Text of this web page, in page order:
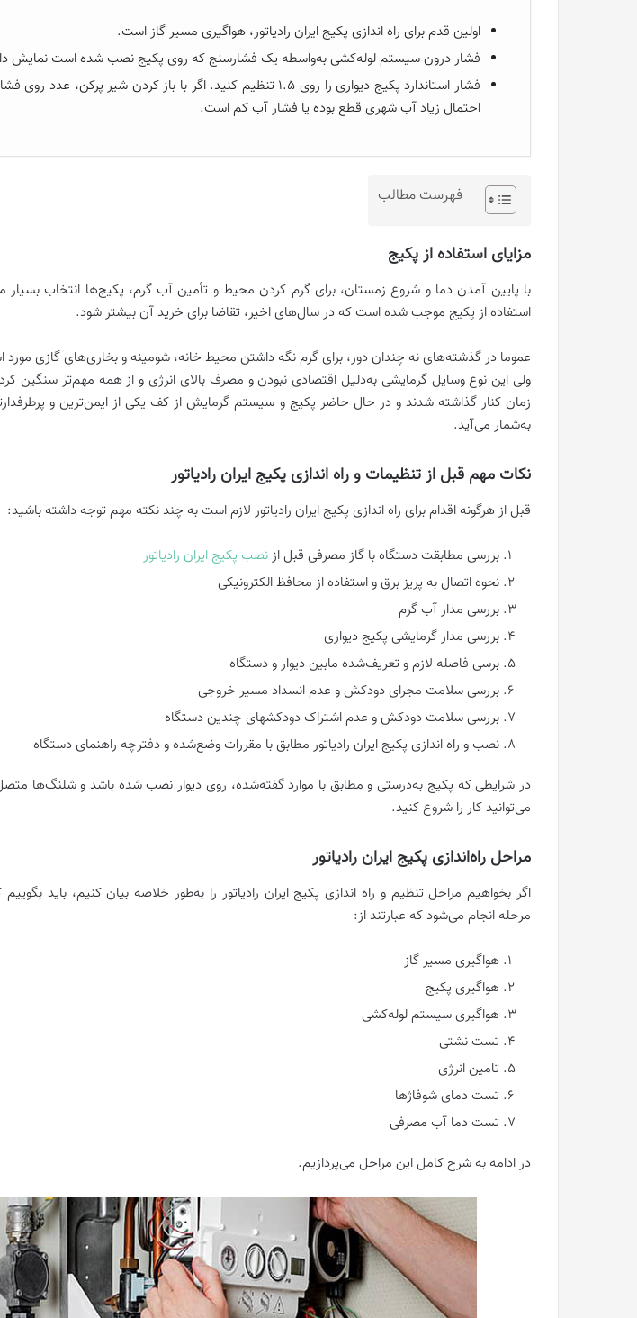
اولین قدم برای راه اندازی پکیج ایران رادیاتور، هواگیری مسیر گاز است.
فشار درون سیستم لوله‌کشی به‌واسطه یک فشارسنج که روی پکیج نصب شده است نمایش
فشار استاندارد پکیج دیواری را روی 1.5 تنظیم کنید. اگر با باز کردن شیر پرکن،
احتمال زیاد آب شهری قطع بوده یا فشار آب کم است.
فهرست مطالب
مزایای استفاده از پکیج
با پایین آمدن دما و شروع زمستان، برای گرم کردن محیط و تأمین آب گرم، پکیج‌ها انتخاب بسیار
استفاده از پکیج موجب شده است که در سال‌های اخیر، تقاضا برای خرید آن بیشتر شود.
عموما در گذشته‌های نه چندان دور، برای گرم نگه داشتن محیط خانه، شومینه و بخاری‌های گازی مورد
ولی این نوع وسایل گرمایشی به‌دلیل اقتصادی نبودن و مصرف بالای انرژی و از همه مهم‌تر سنگین
زمان کنار گذاشته شدند و در حال حاضر پکیج و سیستم گرمایش از کف یکی از ایمن‌ترین و
به‌شمار می‌آید.
نکات مهم قبل از تنظیمات و راه اندازی پکیج ایران رادیاتور
قبل از هرگونه اقدام برای راه اندازی پکیج ایران رادیاتور لازم است به چند نکته مهم توجه داشته باشید:
بررسی مطابقت دستگاه با گاز مصرفی قبل ازنصب پکیج ایران رادیاتور
نحوه اتصال به پریز برق و استفاده از محافظ الکترونیکی
بررسی مدار آب گرم
بررسی مدار گرمایشی پکیج دیواری
برسی فاصله لازم و تعریف‌شده مابین دیوار و دستگاه
بررسی سلامت مجرای دودکش و عدم انسداد مسیر خروجی
بررسی سلامت دودکش و عدم اشتراک دودکش‎های چندین دستگاه
نصب و راه اندازی پکیج ایران رادیاتور مطابق با مقررات وضع‌شده و دفترچه راهنمای دستگاه
در شرایطی که پکیج به‌درستی و مطابق با موارد گفته‌شده، روی دیوار نصب شده باشد و شلنگ‌ها
می‌توانید کار را شروع کنید.
مراحل راه‌اندازی پکیج ایران رادیاتور
مرحله انجام می‌شود که عبارتند از:
هواگیری مسیر گاز
هواگیری پکیج
هواگیری سیستم لوله‌کشی
تست نشتی
تامین انرژی
تست دمای شوفاژها
تست دما آب مصرفی
در ادامه به شرح کامل این مراحل می‌پردازیم.